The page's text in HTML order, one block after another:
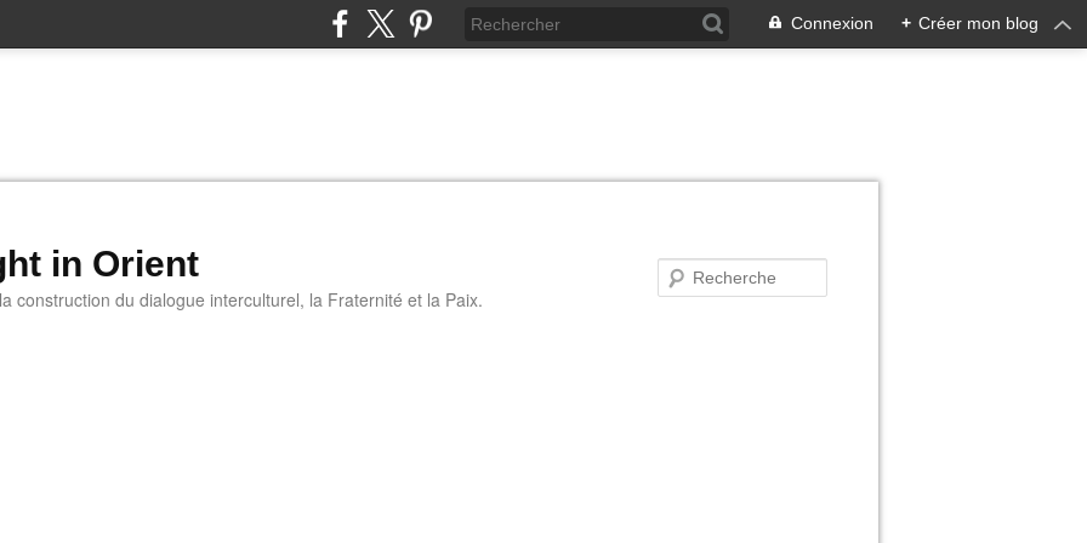
Connexion + Créer mon blog
in Orient
construction du dialogue interculturel, la Fraternité et la Paix.